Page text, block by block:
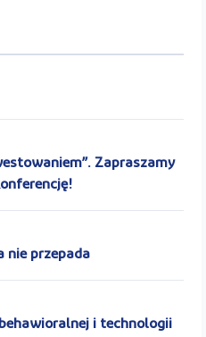
Zapraszamy
nie przepada
i technologii